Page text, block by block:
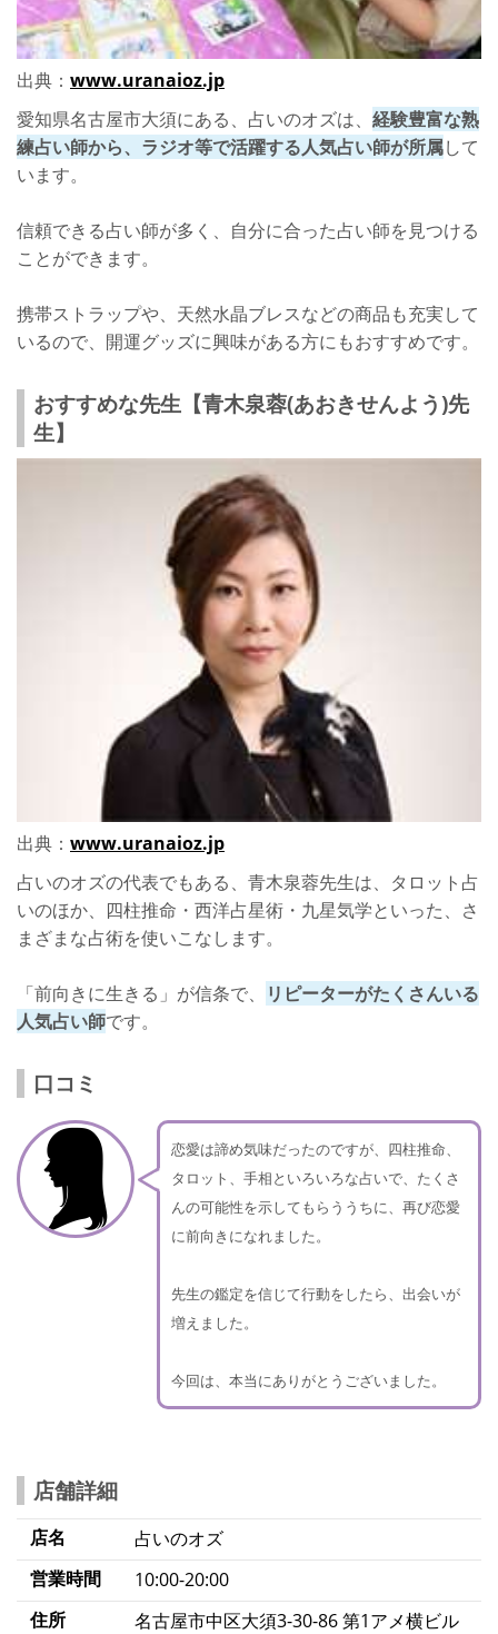
出典： www.uranaioz.jp
愛知県名古屋市大須にある、占いのオズは、 経験豊富な熟
練占い師から、ラジオ等で活躍する人気占い師が所属して
います。
信頼できる占い師が多く、自分に合った占い師を見つける
ことができます。
携帯ストラップや、天然水晶ブレスなどの商品も充実して
いるので、開運グッズに興味がある方にもおすすめです。
おすすめな先生【青木泉蓉(あおきせんよう)先
生】
出典： www.uranaioz.jp
占いのオズの代表でもある、青木泉蓉先生は、タロット占
いのほか、四柱推命・西洋占星術・九星気学といった、さ
まざまな占術を使いこなします。
「前向きに生きる」が信条で、
リピーターがたくさんいる
人気占い師です。
口コミ
恋愛は諦め気味だったのですが、四柱推命、
タロット、手相といろいろな占いで、たくさ
んの可能性を示してもらううちに、再び恋愛
に前向きになれました。
先生の鑑定を信じて行動をしたら、出会いが
増えました。
今回は、本当にありがとうございました。
店舗詳細
店名
占いのオズ
営業時間
10:00-20:00
住所
名古屋市中区大須3-30-86 第1アメ横ビル